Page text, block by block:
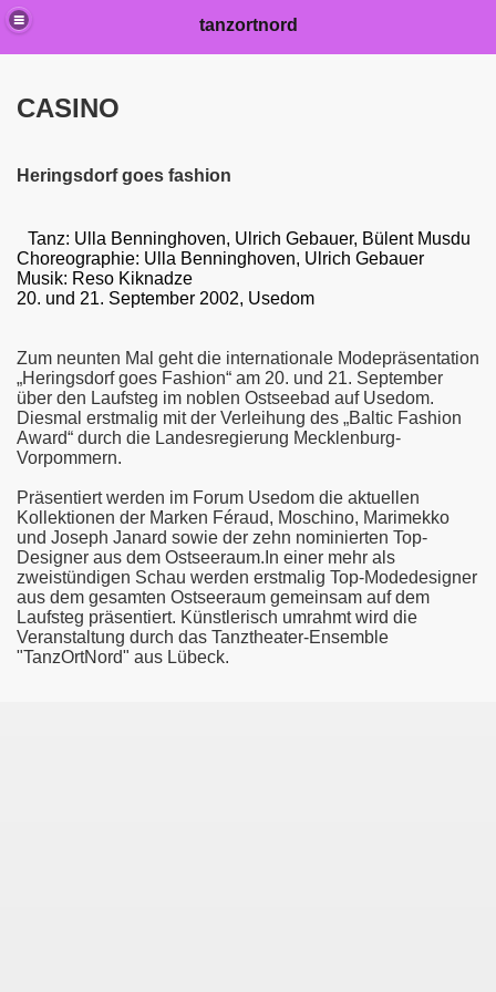
tanzortnord
CASINO
Heringsdorf goes fashion
Tanz: Ulla Benninghoven, Ulrich Gebauer, Bülent Musdu
Choreographie: Ulla Benninghoven, Ulrich Gebauer
Musik: Reso Kiknadze
20. und 21. September 2002, Usedom
Zum neunten Mal geht die internationale Modepräsentation
„Heringsdorf goes Fashion“ am 20. und 21. September
über den Laufsteg im noblen Ostseebad auf Usedom.
Diesmal erstmalig mit der Verleihung des „Baltic Fashion
Award“ durch die Landesregierung Mecklenburg-
Vorpommern.
Präsentiert werden im Forum Usedom die aktuellen
Kollektionen der Marken Féraud, Moschino, Marimekko
und Joseph Janard sowie der zehn nominierten Top-
Designer aus dem Ostseeraum.In einer mehr als
zweistündigen Schau werden erstmalig Top-Modedesigner
aus dem gesamten Ostseeraum gemeinsam auf dem
Laufsteg präsentiert. Künstlerisch umrahmt wird die
Veranstaltung durch das Tanztheater-Ensemble
"TanzOrtNord" aus Lübeck.